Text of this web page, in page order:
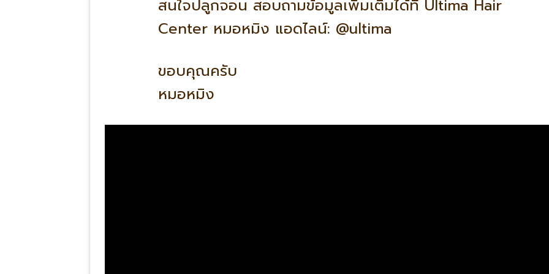
สนใจปลูกจอน สอบถามข้อมูลเพิ่มเติมได้ที่ Ultima Hair
Center หมอหมิง แอดไลน์: @ultima
ขอบคุณครับ
หมอหมิง